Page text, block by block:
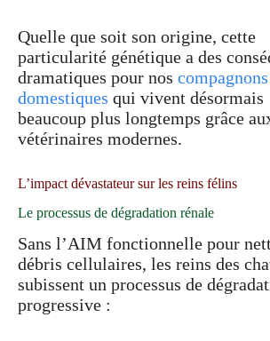
Quelle que soit son origine, cette
particularité génétique a des
dramatiques pour nos
domestiques qui vivent désormais
beaucoup plus longtemps grâce
vétérinaires modernes.
L’impact dévastateur sur les reins félins
Le processus de dégradation rénale
Sans l’AIM fonctionnelle pour
débris cellulaires, les reins des
subissent un processus de
progressive :